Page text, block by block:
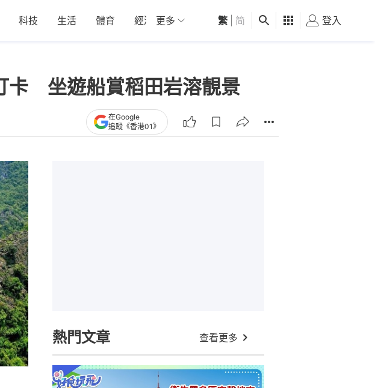
科技 生活 體育 經濟 01深圳 觀點 健康 好食玩飛
更多 繁 简 登入
卡 坐遊船賞稻田岩溶靚景
在Google
追蹤《香港01》
熱門文章 查看更多